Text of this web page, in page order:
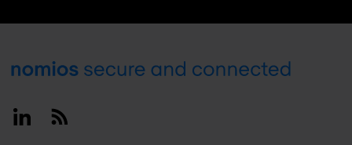
Footer
LinkedinRSS